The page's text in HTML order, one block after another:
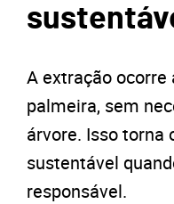
A extração
palmeira, sem
árvore. Isso torna
sustentável
responsável.